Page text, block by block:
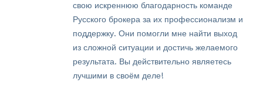
свою искреннюю благодарность команде
Русского брокера за их профессионализм и
поддержку. Они помогли мне найти выход
из сложной ситуации и достичь желаемого
результата. Вы действительно являетесь
лучшими в своём деле!